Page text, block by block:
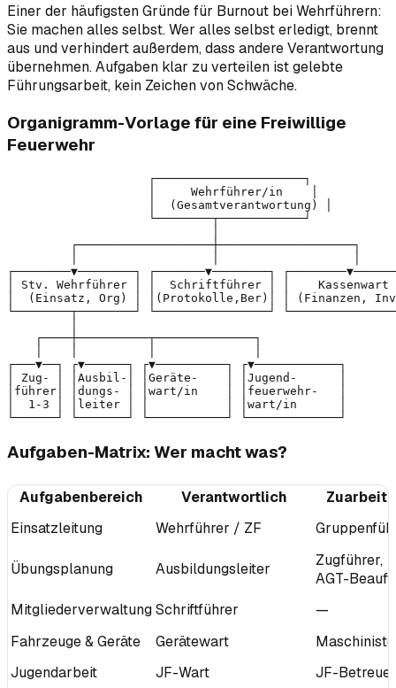
Einer der häufigsten Gründe für Burnout bei Wehrführern:
Sie machen alles selbst. Wer alles selbst erledigt, brennt
aus und verhindert außerdem, dass andere Verantwortung
übernehmen. Aufgaben klar zu verteilen ist gelebte
Führungsarbeit, kein Zeichen von Schwäche.
Organigramm-Vorlage für eine Freiwillige
Feuerwehr
                    ┌─────────────────────┐
                    │     Wehrführer/in    │
                    │  (Gesamtverantwortung) │
                    └────────┬────────────┘
         ┌───────────────────┼───────────────────┐
┌────────▼────────┐ ┌───────▼────────┐
│ Stv. Wehrführer │ │  Schriftführer │ │
│  (Einsatz, Org) │ │(Protokolle,Ber)│ │ (Finanzen,
└────────┬────────┘ └────────────────┘
    ┌────┼──────────┬──────────────┐
┌───▼──┐ ┌▼──────┐ ┌▼──────────┐ ┌▼────────────┐
│ Zug- │ │Ausbil-│ │Geräte-    │ │Jugend-      │
│führer│ │dungs- │ │wart/in    │ │feuerwehr-   │
│  1-3 │ │leiter │ │           │ │wart/in      │
Aufgaben-Matrix: Wer macht was?
Aufgabenbereich Verantwortlich
Einsatzleitung
Wehrführer / ZF
Übungsplanung Ausbildungsleiter
Zugführer,
AGT-
MitgliederverwaltungSchriftführer
—
Fahrzeuge & Geräte
Gerätewart
Jugendarbeit
JF-Wart JF-Betreuer